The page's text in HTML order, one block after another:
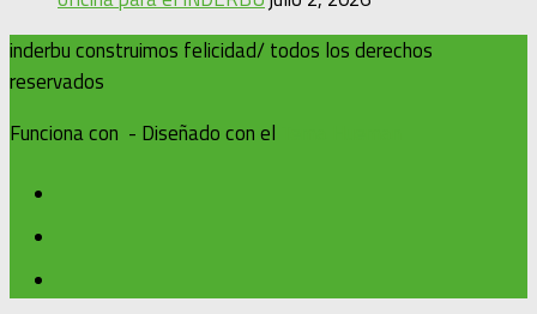
inderbu construimos felicidad/ todos los derechos
reservados
Funciona con - Diseñado con el